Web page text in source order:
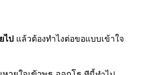
ไป ล้วต้องทำไงต่อขอแบบเข้าใจ